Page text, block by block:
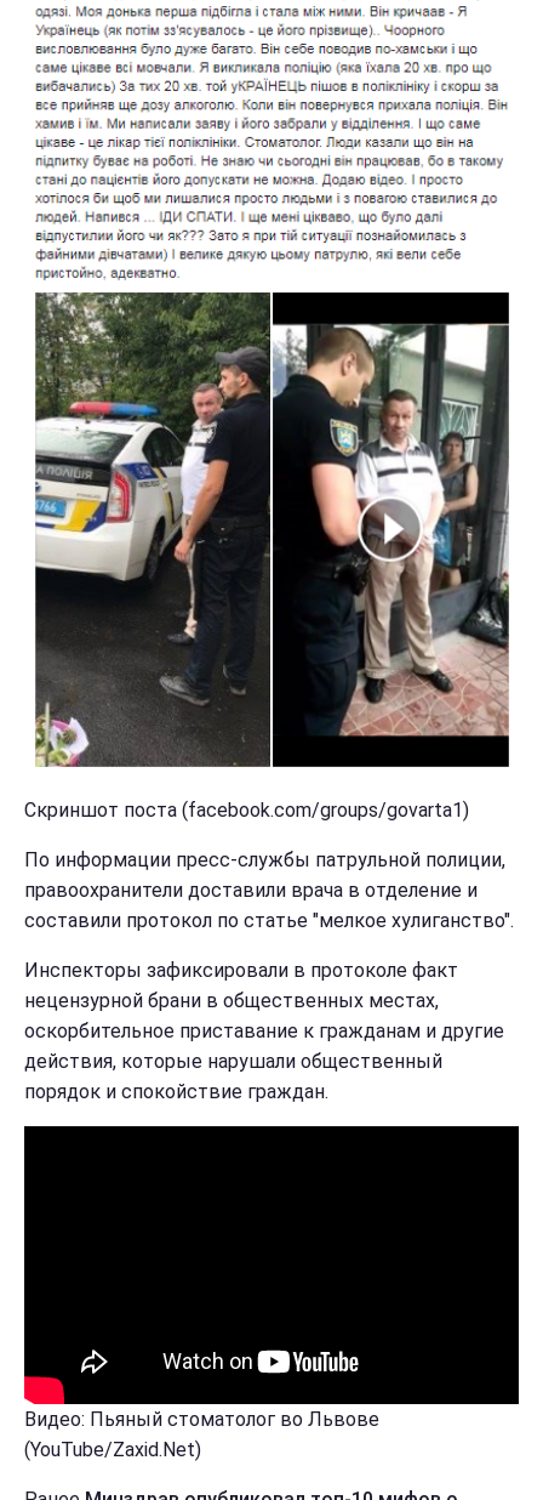
Скриншот поста (facebook.com/groups/govarta1)
По информации пресс-службы патрульной полиции,
правоохранители доставили врача в отделение и
составили протокол по статье "мелкое хулиганство".
Инспекторы зафиксировали в протоколе факт
нецензурной брани в общественных местах,
оскорбительное приставание к гражданам и другие
действия, которые нарушали общественный
порядок и спокойствие граждан.
Видео: Пьяный стоматолог во Львове
(YouTube/Zaxid.Net)